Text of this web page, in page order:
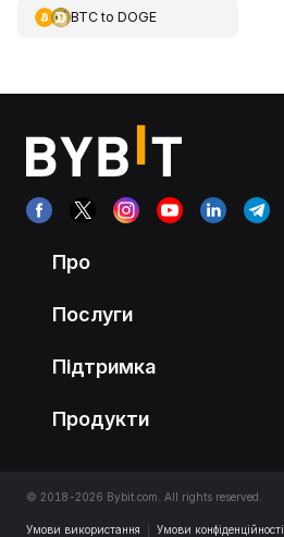
BTCto DOGE
Про
Послуги
Підтримка
Продукти
© 2018-2026 Bybit.com. All rights reserved.
Умови використання Умови конфіденційності